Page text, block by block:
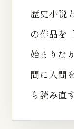
歴史小説
の作品を
始まりな
間に人間
ら読み直す